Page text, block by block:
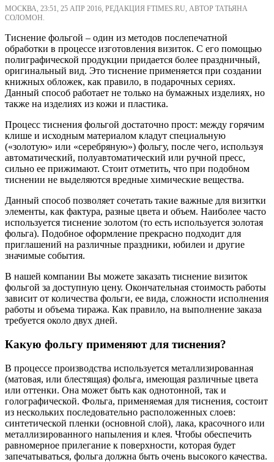
МОСКВА, 23:51, 25 АПР 2016, РЕДАКЦИЯ FTIMES.RU, АВТОР ТАТЬЯНА
СОЛОМОН.
Тиснение фольгой – один из методов послепечатной
обработки в процессе изготовления визиток. С его помощью
полиграфической продукции придается более праздничный,
оригинальный вид. Это тиснение применяется при создании
книжных обложек, как правило, в подарочных сериях.
Данный способ работает не только на бумажных изделиях, но
также на изделиях из кожи и пластика.
Процесс тиснения фольгой достаточно прост: между горячим
клише и исходным материалом кладут специальную
(«золотую» или «серебряную») фольгу, после чего, используя
автоматический, полуавтоматический или ручной пресс,
сильно ее прижимают. Стоит отметить, что при подобном
тиснении не выделяются вредные химические вещества.
Данный способ позволяет сочетать такие важные для визитки
элементы, как фактура, разные цвета и объем. Наиболее часто
используется тиснение золотом (то есть используется золотая
фольга). Подобное оформление прекрасно подходит для
приглашений на различные праздники, юбилеи и другие
значимые события.
В нашей компании Вы можете заказать тиснение визиток
фольгой за доступную цену. Окончательная стоимость работы
зависит от количества фольги, ее вида, сложности исполнения
работы и объема тиража. Как правило, на выполнение заказа
требуется около двух дней.
Какую фольгу применяют для тиснения?
В процессе производства используется металлизированная
(матовая, или блестящая) фольга, имеющая различные цвета
или оттенки. Она может быть как однотонной, так и
голографической. Фольга, применяемая для тиснения, состоит
из нескольких последовательно расположенных слоев:
синтетической пленки (основной слой), лака, красочного или
металлизированного напыления и клея. Чтобы обеспечить
равномерное прилегание к поверхности, которая будет
запечатываться, фольга должна быть очень высокого качества.